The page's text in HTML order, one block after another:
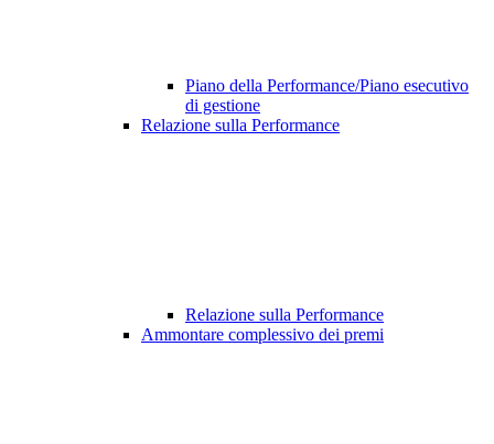
Piano della Performance/Piano esecutivo
di gestione
Relazione sulla Performance
Relazione sulla Performance
Ammontare complessivo dei premi